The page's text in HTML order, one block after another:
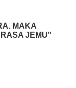
ΜΑΚΑ
JEMU"